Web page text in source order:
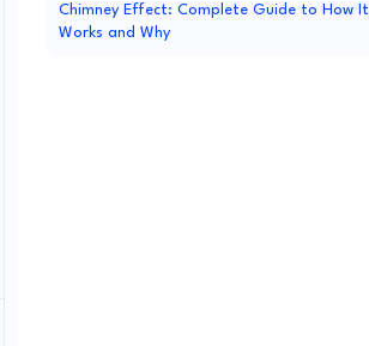
Chimney Effect: Complete Guide to How It
Works and Why